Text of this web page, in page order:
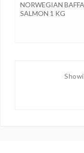
NORWEGIAN
SALMON 1 KG